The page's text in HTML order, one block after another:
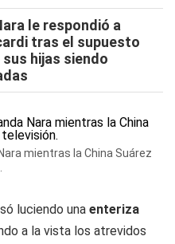
le respondió a
tras el supuesto
hijas siendo
mientras la China Suárez
luciendo una enteriza
a la vista los atrevidos